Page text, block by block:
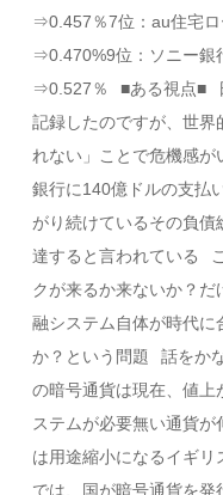
⇒0.457％7位：au住宅
⇒0.470%9位：ソニー
⇒0.527％⠀■ある視点■⠀
記録したのですが、世界
れない」ことで危機感
銀行に140億ドルの支払
がり続けているその負債
達すると言われている⠀
クが来るか来ないか？
融システム自体が時代
か？という問題⠀話をか
の暗号通貨は現在、値上
ステムが必要無い通貨
は用途縮小になるイギリ
では、国が暗号通貨を